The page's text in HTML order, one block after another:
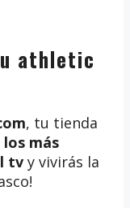
athletic
, tu tienda
los más
tvy vivirás la